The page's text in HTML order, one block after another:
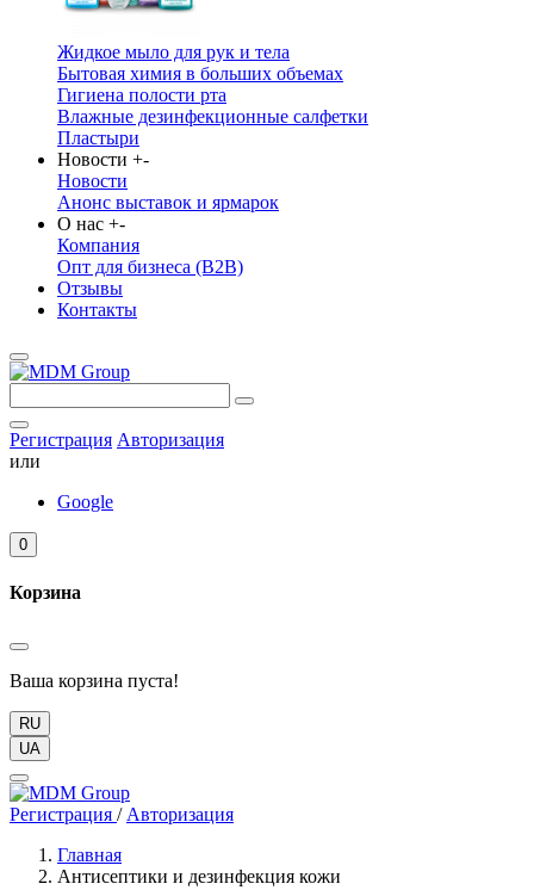
Жидкое мыло для рук и тела
Бытовая химия в больших объемах
Гигиена полости рта
Влажные дезинфекционные салфетки
Пластыри
Новости +-
Новости
Анонс выставок и ярмарок
О нас +-
Компания
Опт для бизнеса (B2B)
Отзывы
Контакты
Регистрация Авторизация
или
Google
0
Корзина
Ваша корзина пуста!
RU
UA
Регистрация / Авторизация
Главная
Антисептики и дезинфекция кожи